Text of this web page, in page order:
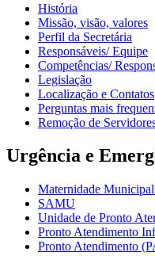
História
Missão, visão, valores
Perfil da Secretária
Responsáveis/ Equipe
Competências/
Legislação
Localização e Contatos
Perguntas mais
Remoção de
Urgência e
Maternidade
SAMU
Unidade de Pronto
Pronto Atendimento
Pronto Atendimento